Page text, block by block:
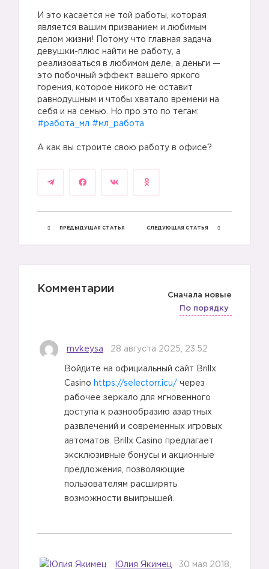
И это касается не той работы, которая
является вашим призванием и любимым
делом жизни! Потому что главная задача
девушки-плюс найти не работу, а
реализоваться в любимом деле, а деньги —
это побочный эффект вашего яркого
горения, которое никого не оставит
равнодушным и чтобы хватало времени на
себя и на семью. Но про это по тегам:
#работа_мл #мл_работа
А как вы строите свою работу в офисе?
ПРЕДЫДУЩАЯ СТАТЬЯ СЛЕДУЮЩАЯ СТАТЬЯ
Комментарии
Сначала новые
По порядку
mvkeysa 28 августа 2025, 23:52
Войдите на официальный сайт Brillx
Casino https://selectorr.icu/ через
рабочее зеркало для мгновенного
доступа к разнообразию азартных
развлечений и современных игровых
автоматов. Brillx Casino предлагает
эксклюзивные бонусы и акционные
предложения, позволяющие
пользователям расширять
возможности выигрышей.
Юлия Якимец 30 мая 2018,